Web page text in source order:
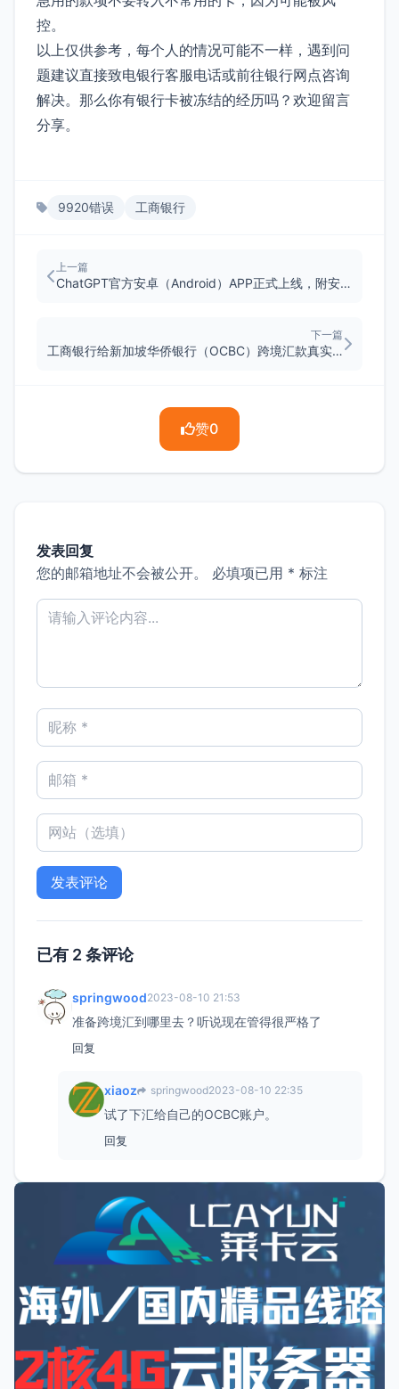
控。
以上仅供参考，每个人的情况可能不一样，遇到问
题建议直接致电银行客服电话或前往银行网点咨询
解决。那么你有银行卡被冻结的经历吗？欢迎留言
分享。
9920错误 工商银行
上一篇
ChatGPT官方安卓（Android）APP正式上线，附安装指南
下一篇
工商银行给新加坡华侨银行（OCBC）跨境汇款真实经验分享
赞0
发表回复
您的邮箱地址不会被公开。
必填项已用 * 标注
已有 2 条评论
springwood2023-08-10 21:53
准备跨境汇到哪里去？听说现在管得很严格了
回复
xiaoz springwood2023-08-10 22:35
试了下汇给自己的OCBC账户。
回复